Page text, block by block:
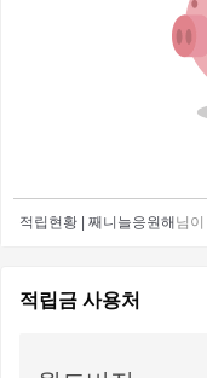
적립현황 | 째니늘응원해 님이
적립금 사용처